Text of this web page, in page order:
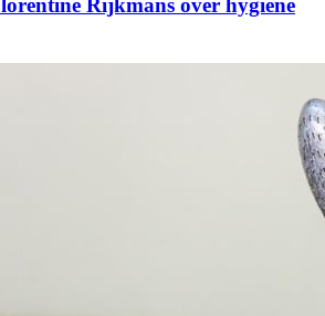
Rijkmans over hygiëne